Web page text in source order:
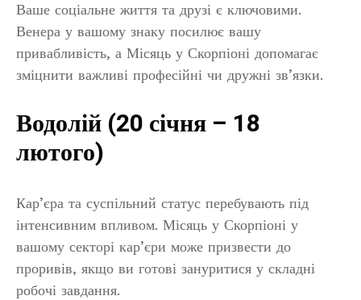
Ваше соціальне життя та друзі є ключовими.
Венера у вашому знаку посилює вашу
привабливість, а Місяць у Скорпіоні допомагає
зміцнити важливі професійні чи дружні зв’язки.
Водолій (20 січня – 18
лютого)
Кар’єра та суспільний статус перебувають під
інтенсивним впливом. Місяць у Скорпіоні у
вашому секторі кар’єри може призвести до
проривів, якщо ви готові зануритися у складні
робочі завдання.